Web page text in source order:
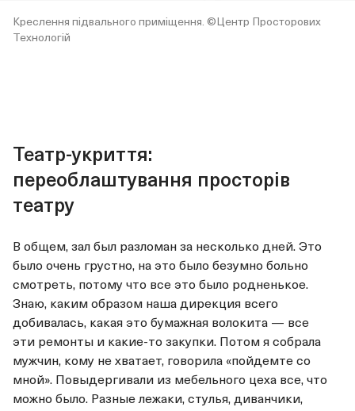
Креслення підвального приміщення. ©Центр Просторових
Технологій
Театр-укриття:
переоблаштування просторів
театру
В общем, зал был разломан за несколько дней. Это
было очень грустно, на это было безумно больно
смотреть, потому что все это было родненькое.
Знаю, каким образом наша дирекция всего
добивалась, какая это бумажная волокита — все
эти ремонты и какие-то закупки. Потом я собрала
мужчин, кому не хватает, говорила «пойдемте со
мной». Повыдергивали из мебельного цеха все, что
можно было. Разные лежаки, стулья, диванчики,